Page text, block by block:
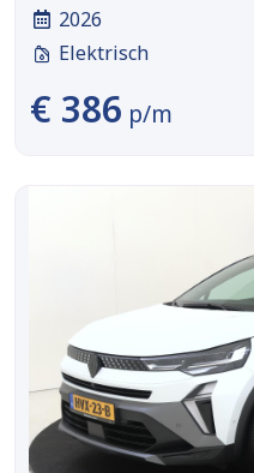
2026
Elektrisch
€ 386 p/m